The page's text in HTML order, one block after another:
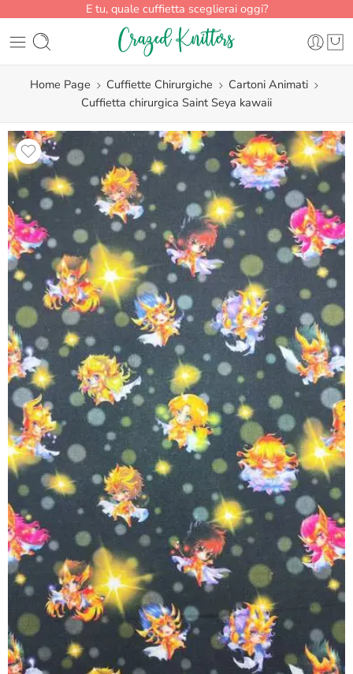
E tu, quale cuffietta sceglierai oggi?
Home Page Cuffiette Chirurgiche
Cartoni Animati
Cuffietta chirurgica Saint Seya kawaii